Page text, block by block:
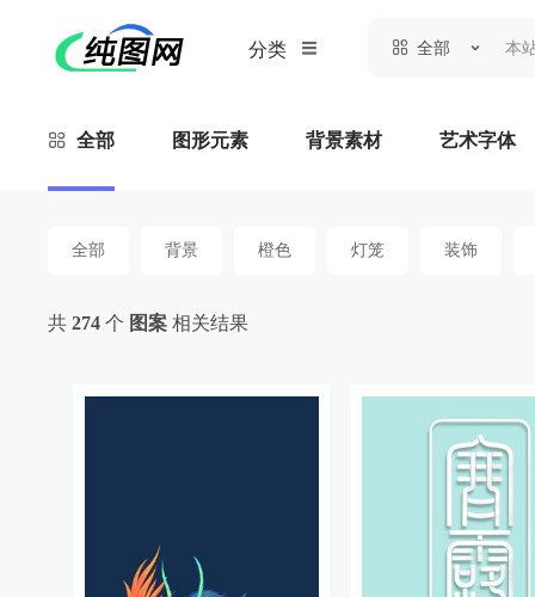
分类 全部
全部 图形元素 背景素材 艺术字体
全部 背景 橙色 灯笼 装饰
共 274 个 图案 相关结果